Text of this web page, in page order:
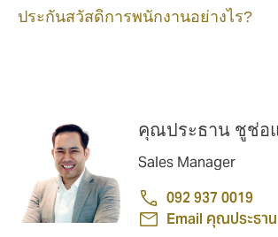
ประกันสวัสดิการพนักงานอย่างไร?
คุณประธาน ชูช่อ
Sales Manager
092 937 0019
Email คุณประธาน